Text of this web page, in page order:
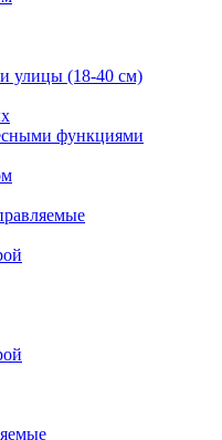
улицы (18-40 см)
функциями